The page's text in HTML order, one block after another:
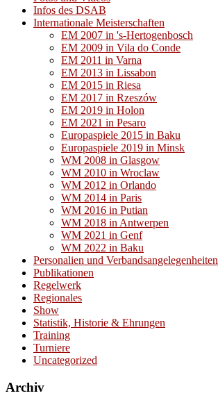
Infos des DSAB
Internationale Meisterschaften
EM 2007 in 's-Hertogenbosch
EM 2009 in Vila do Conde
EM 2011 in Varna
EM 2013 in Lissabon
EM 2015 in Riesa
EM 2017 in Rzeszów
EM 2019 in Holon
EM 2021 in Pesaro
Europaspiele 2015 in Baku
Europaspiele 2019 in Minsk
WM 2008 in Glasgow
WM 2010 in Wroclaw
WM 2012 in Orlando
WM 2014 in Paris
WM 2016 in Putian
WM 2018 in Antwerpen
WM 2021 in Genf
WM 2022 in Baku
Personalien und Verbandsangelegenheiten
Publikationen
Regelwerk
Regionales
Show
Statistik, Historie & Ehrungen
Training
Turniere
Uncategorized
Archiv